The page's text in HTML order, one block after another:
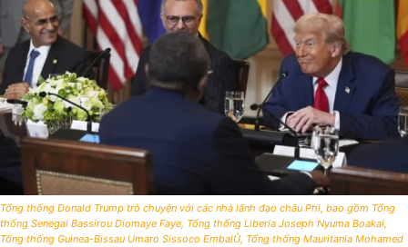
Tổng thống Donald Trump trò chuyện với các nhà lãnh đạo châu Phi, bao gồm Tổng
thống Senegal Bassirou Diomaye Faye, Tổng thống Liberia Joseph Nyuma Boakai,
Tổng thống Guinea-Bissau Umaro Sissoco EmbalÛ, Tổng thống Mauritania Mohamed